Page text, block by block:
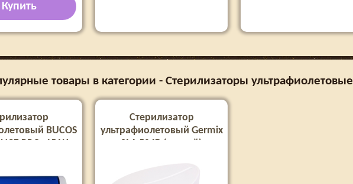
Купить
товары в категории - Стерилизаторы ультрафиолетовые
BUCOS
PRO, 15 W
Стерилизатор
ультрафиолетовый Germix
SM-504В (малый)